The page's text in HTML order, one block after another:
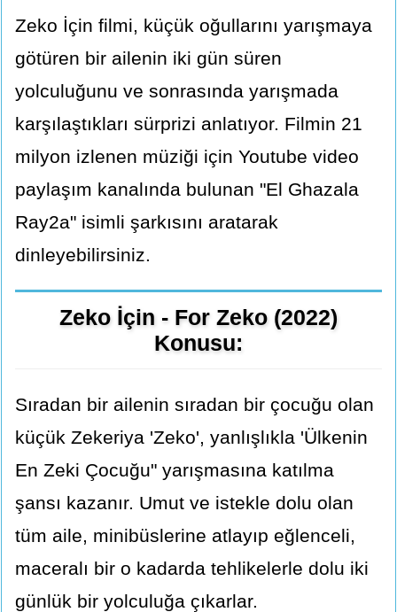
Zeko İçin filmi, küçük oğullarını yarışmaya
götüren bir ailenin iki gün süren
yolculuğunu ve sonrasında yarışmada
karşılaştıkları sürprizi anlatıyor. Filmin 21
milyon izlenen müziği için Youtube video
paylaşım kanalında bulunan "El Ghazala
Ray2a" isimli şarkısını aratarak
dinleyebilirsiniz.
Zeko İçin - For Zeko (2022)
Konusu:
Sıradan bir ailenin sıradan bir çocuğu olan
küçük Zekeriya 'Zeko', yanlışlıkla 'Ülkenin
En Zeki Çocuğu" yarışmasına katılma
şansı kazanır. Umut ve istekle dolu olan
tüm aile, minibüslerine atlayıp eğlenceli,
maceralı bir o kadarda tehlikelerle dolu iki
günlük bir yolculuğa çıkarlar.